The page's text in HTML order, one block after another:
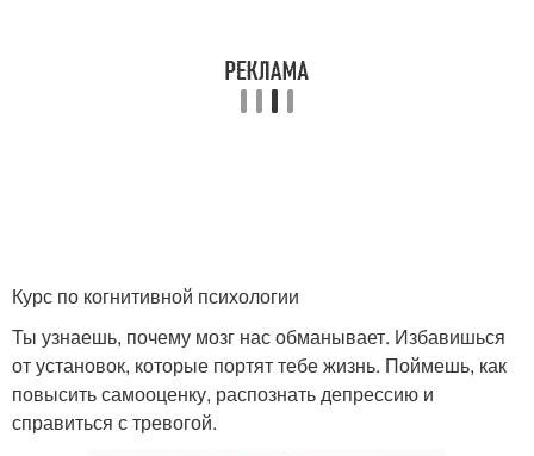
Курс по когнитивной психологии
Ты узнаешь, почему мозг нас обманывает. Избавишься
от установок, которые портят тебе жизнь. Поймешь, как
повысить самооценку, распознать депрессию и
справиться с тревогой.